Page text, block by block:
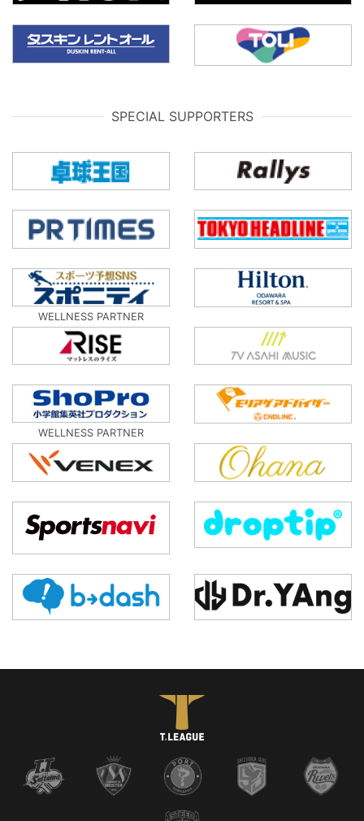
SPECIAL SUPPORTERS
WELLNESS PARTNER
WELLNESS PARTNER